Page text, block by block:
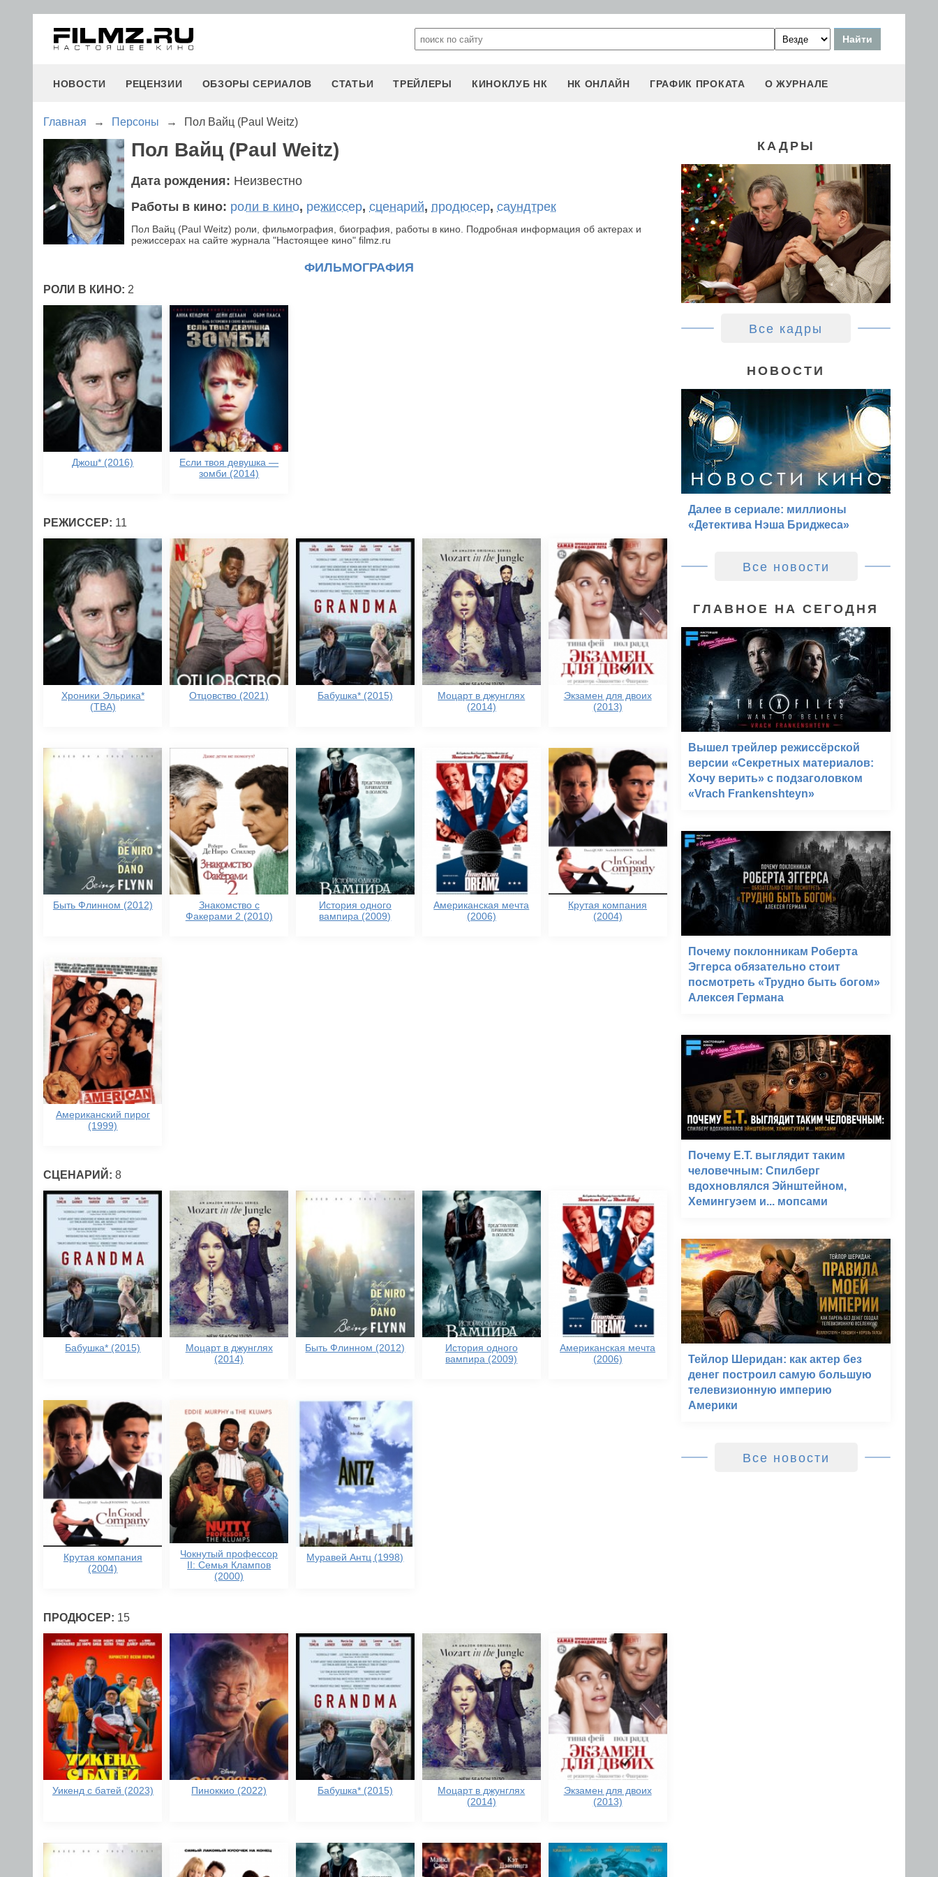
НОВОСТИ РЕЦЕНЗИИ ОБЗОРЫ СЕРИАЛОВ СТАТЬИ ТРЕЙЛЕРЫ КИНОКЛУБ НК НК ОНЛАЙН ГРАФИК ПРОКАТА О ЖУРНАЛЕ
Главная → Персоны → Пол Вайц (Paul Weitz)
Пол Вайц (Paul Weitz)
Дата рождения: Неизвестно
Работы в кино: роли в кино, режиссер, сценарий, продюсер, саундтрек
Пол Вайц (Paul Weitz) роли, фильмография, биография, работы в кино. Подробная информация об актерах и
режиссерах на сайте журнала "Настоящее кино" filmz.ru
ФИЛЬМОГРАФИЯ
РОЛИ В КИНО: 2
Джош* (2016)
Если твоя девушка —
зомби (2014)
РЕЖИССЕР: 11
Хроники Эльрика*
(TBA)
Отцовство (2021) Бабушка* (2015)
Моцарт в джунглях
(2014)
Экзамен для двоих
(2013)
Быть Флинном (2012)
Знакомство с
Факерами 2 (2010)
История одного
вампира (2009)
Американская мечта
(2006)
Крутая компания
(2004)
Американский пирог
(1999)
СЦЕНАРИЙ: 8
Бабушка* (2015)
Моцарт в джунглях
(2014)
Быть Флинном (2012)
История одного
вампира (2009)
Американская мечта
(2006)
Крутая компания
(2004)
Чокнутый профессор
II: Семья Клампов
(2000)
Муравей Антц (1998)
ПРОДЮСЕР: 15
Уикенд с батей (2023) Пиноккио (2022) Бабушка* (2015)
Моцарт в джунглях
(2014)
Экзамен для двоих
(2013)
КАДРЫ
Все кадры
НОВОСТИ
Далее в сериале: миллионы
«Детектива Нэша Бриджеса»
Все новости
ГЛАВНОЕ НА СЕГОДНЯ
Вышел трейлер режиссёрской
версии «Секретных материалов:
Хочу верить» с подзаголовком
«Vrach Frankenshteyn»
Почему поклонникам Роберта
Эггерса обязательно стоит
посмотреть «Трудно быть богом»
Алексея Германа
Почему E.T. выглядит таким
человечным: Спилберг
вдохновлялся Эйнштейном,
Хемингуэем и... мопсами
Тейлор Шеридан: как актер без
денег построил самую большую
телевизионную империю
Америки
Все новости